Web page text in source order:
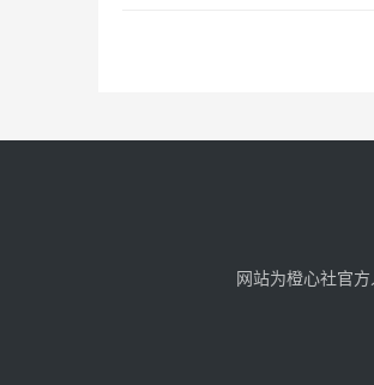
网站为橙心社官